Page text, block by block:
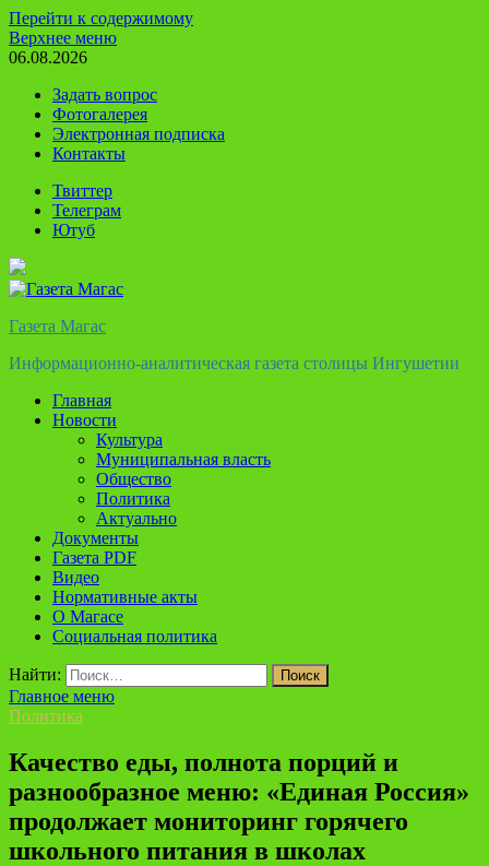
Перейти к содержимому
Верхнее меню
06.08.2026
Задать вопрос
Фотогалерея
Электронная подписка
Контакты
Твиттер
Телеграм
Ютуб
Газета Магас
Информационно-аналитическая газета столицы Ингушетии
Главная
Новости
Культура
Муниципальная власть
Общество
Политика
Актуально
Документы
Газета PDF
Видео
Нормативные акты
О Магасе
Социальная политика
Найти:
Главное меню
Политика
Качество еды, полнота порций и
разнообразное меню: «Единая Россия»
продолжает мониторинг горячего
школьного питания в школах